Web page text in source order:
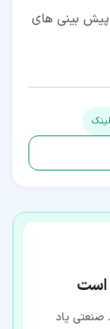
پیش بینی های
است
صنعتی یاد